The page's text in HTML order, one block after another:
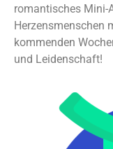
romantisches Mini-
Herzensmenschen
kommenden
und Leidenschaft!